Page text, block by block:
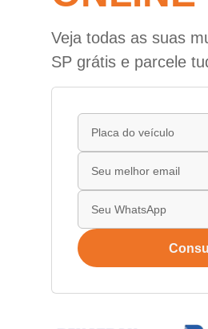
Veja todas as suas
SP grátis e parcele